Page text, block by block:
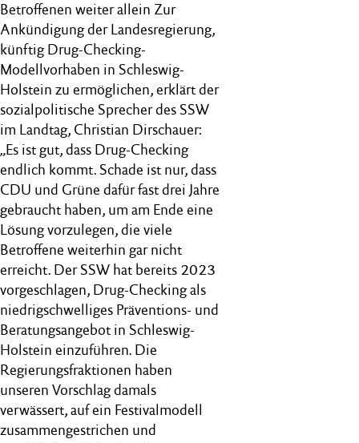
Betroffenen weiter allein Zur
Ankündigung der Landesregierung,
künftig Drug-Checking-
Modellvorhaben in Schleswig-
Holstein zu ermöglichen, erklärt der
sozialpolitische Sprecher des SSW
im Landtag, Christian Dirschauer:
„Es ist gut, dass Drug-Checking
endlich kommt. Schade ist nur, dass
CDU und Grüne dafür fast drei Jahre
gebraucht haben, um am Ende eine
Lösung vorzulegen, die viele
Betroffene weiterhin gar nicht
erreicht. Der SSW hat bereits 2023
vorgeschlagen, Drug-Checking als
niedrigschwelliges Präventions- und
Beratungsangebot in Schleswig-
Holstein einzuführen. Die
Regierungsfraktionen haben
unseren Vorschlag damals
verwässert, auf ein Festivalmodell
zusammengestrichen und